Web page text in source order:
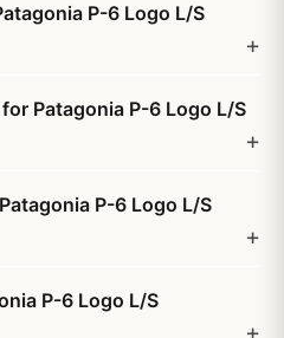
P-6 Logo L/S
Patagonia P-6 Logo L/S
P-6 Logo L/S
P-6 Logo L/S